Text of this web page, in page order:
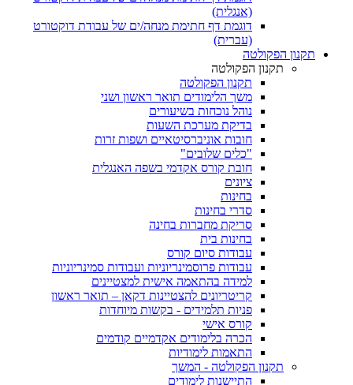
(אנגלית)
דוגמת דף חתימת מנחה/ים של עבודת דוקטורט
(עברית)
תקנון הפקולטה
תקנון הפקולטה
תקנון הפקולטה
משך הלימודים תואר ראשון ושני
נוהל נוכחות בשיעורים
בדיקת מערכת השעות
חובות אוניברסיטאיים ושפות זרות
"כלים שלובים"
חובת קורס אקדמי בשפה האנגלית
ציונים
בחינות
סדרי בחינות
סריקת מחברות בחינה
בחינות בית
עבודות סיום קורס
עבודות פרוסמינריוניות ועבודות סמינריוניות
למידה בהתאמה אישית למצטיינים
קריטריונים להצטיינות דקאן – תואר ראשון
פניות תלמידים - בקשות מיוחדות
קורס אישי
הכרה בלימודים אקדמיים קודמים
התאמות לימודיות
תקנון הפקולטה - המשך
התיישנות לימודים